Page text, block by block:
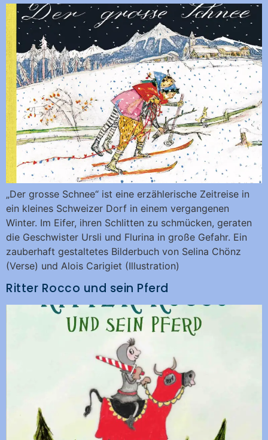
„Der grosse Schnee“ ist eine erzählerische Zeitreise in
ein kleines Schweizer Dorf in einem vergangenen
Winter. Im Eifer, ihren Schlitten zu schmücken, geraten
die Geschwister Ursli und Flurina in große Gefahr. Ein
zauberhaft gestaltetes Bilderbuch von Selina Chönz
(Verse) und Alois Carigiet (Illustration)
Ritter Rocco und sein Pferd